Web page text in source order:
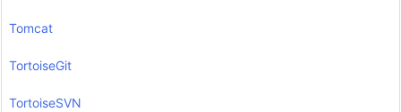
Tomcat
TortoiseGit
TortoiseSVN